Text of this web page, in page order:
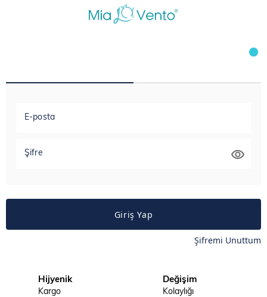
E-posta
Şifre
Giriş Yap
Şifremi Unuttum
Hijyenik
Kargo
Değişim
Kolaylığı